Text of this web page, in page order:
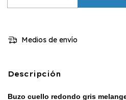
Medios de envío
Descripción
Buzo cuello redondo gris